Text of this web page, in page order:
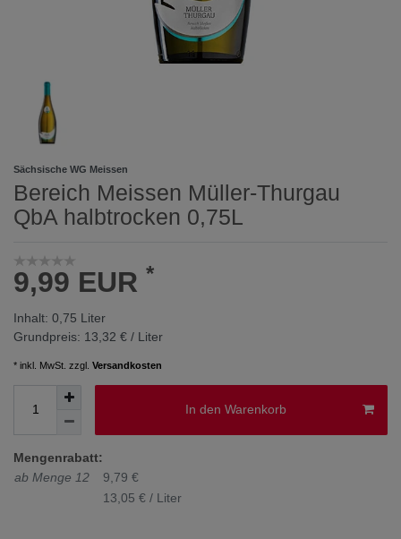
Sächsische WG Meissen
Bereich Meissen Müller-Thurgau
QbA halbtrocken 0,75L
9,99 EUR *
Inhalt: 0,75 Liter
Grundpreis: 13,32 € / Liter
* inkl. MwSt. zzgl. Versandkosten
In den Warenkorb
Mengenrabatt:
ab Menge 12
9,79 €
13,05 € / Liter